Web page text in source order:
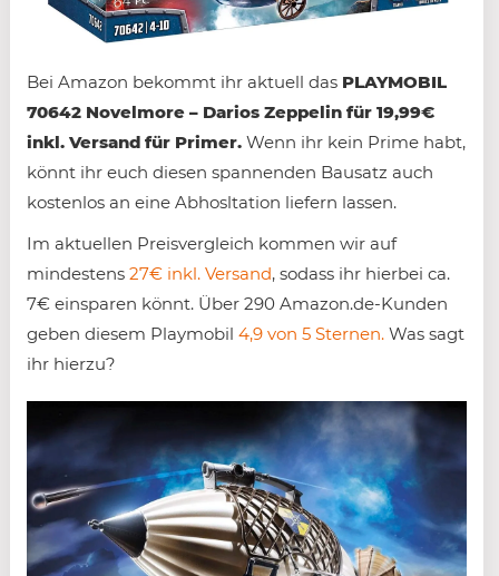
Bei Amazon bekommt ihr aktuell das PLAYMOBIL
70642 Novelmore – Darios Zeppelin für 19,99€
inkl. Versand für Primer. Wenn ihr kein Prime habt,
könnt ihr euch diesen spannenden Bausatz auch
kostenlos an eine Abhosltation liefern lassen.
Im aktuellen Preisvergleich kommen wir auf
mindestens 27€ inkl. Versand, sodass ihr hierbei ca.
7€ einsparen könnt. Über 290 Amazon.de-Kunden
geben diesem Playmobil 4,9 von 5 Sternen. Was sagt
ihr hierzu?